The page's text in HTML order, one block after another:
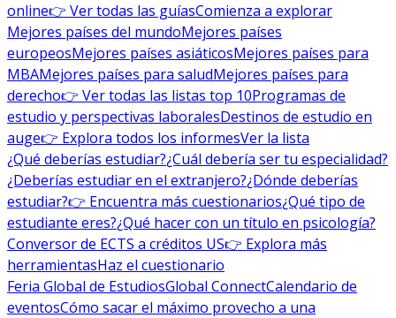
online👉 Ver todas las guíasComienza a explorar
Mejores países del mundoMejores países
europeosMejores países asiáticosMejores países para
MBAMejores países para saludMejores países para
derecho👉 Ver todas las listas top 10Programas de
estudio y perspectivas laboralesDestinos de estudio en
auge👉 Explora todos los informesVer la lista
¿Qué deberías estudiar?¿Cuál debería ser tu especialidad?
¿Deberías estudiar en el extranjero?¿Dónde deberías
estudiar?👉 Encuentra más cuestionarios¿Qué tipo de
estudiante eres?¿Qué hacer con un título en psicología?
Conversor de ECTS a créditos US👉 Explora más
herramientasHaz el cuestionario
Feria Global de EstudiosGlobal ConnectCalendario de
eventosCómo sacar el máximo provecho a una